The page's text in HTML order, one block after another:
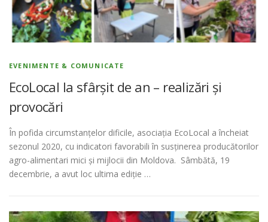
EVENIMENTE & COMUNICATE
EcoLocal la sfârșit de an – realizări și
provocări
În pofida circumstanțelor dificile, asociația EcoLocal a încheiat
sezonul 2020, cu indicatori favorabili în susținerea producătorilor
agro-alimentari mici și mijlocii din Moldova. Sâmbătă, 19
decembrie, a avut loc ultima ediție …